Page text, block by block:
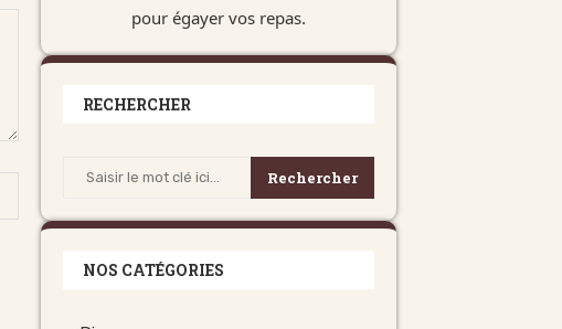
pour égayer vos repas.
RECHERCHER
Rechercher
NOS CATÉGORIES